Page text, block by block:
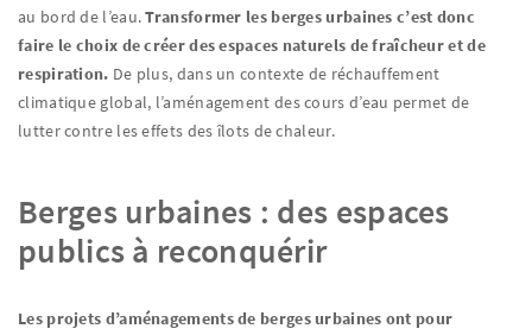
au bord de l’eau.Transformer les berges urbaines c’est donc
faire le choix de créer des espaces naturels de fraîcheur et de
respiration. De plus, dans un contexte de réchauffement
climatique global, l’aménagement des cours d’eau permet de
lutter contre les effets des îlots de chaleur.
Berges urbaines : des espaces
publics à reconquérir
Les projets d’aménagements de berges urbaines ont pour